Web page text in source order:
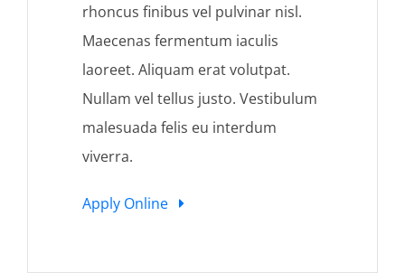
rhoncus finibus vel pulvinar nisl.
Maecenas fermentum iaculis
laoreet. Aliquam erat volutpat.
Nullam vel tellus justo. Vestibulum
malesuada felis eu interdum
viverra.
Apply Online